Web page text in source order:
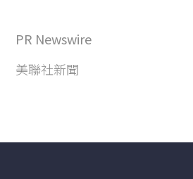
PR Newswire
美聯社新聞